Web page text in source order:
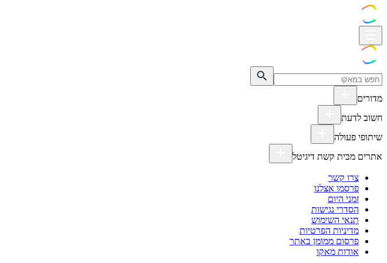
מדורים
חשוב לדעת
שיתופי פעולה
אתרים מבית קשת דיגיטל
צרו קשר
פרסמו אצלנו
זמני היום
הסדרי נגישות
תנאי השימוש
מדיניות הפרטיות
פרסום ממומן באתר
אודות מאקו